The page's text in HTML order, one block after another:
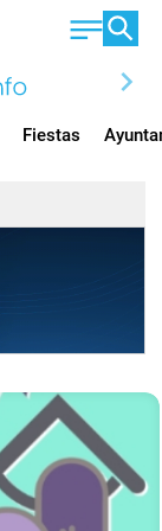
chevron_right
Fiestas